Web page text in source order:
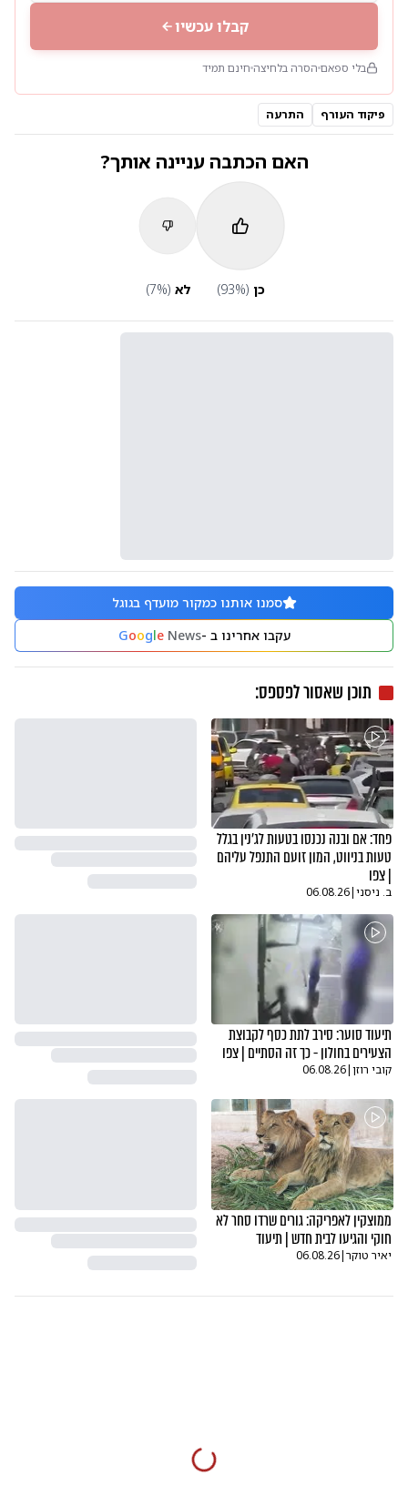
קבלו עכשיו
בלי ספאם הסרה בלחיצה חינם תמיד
פיקוד העורף התרעה
האם הכתבה עניינה אותך?
כן (
93%) לא (
7%)
סמנו אותנו כמקור מועדף בגוגל
עקבו אחרינו ב -
GoogleNews
תוכן שאסור לפספס:
פחד: אם ובנה נכנסו בטעות לג'נין בגלל
טעות בניווט, המון זועם התנפל עליהם
| צפו
ב. ניסני|
06.08.26
תיעוד סוער: סירב לתת כסף לקבוצת
הצעירים בחולון - כך זה הסתיים | צפו
קובי רוזן|
06.08.26
ממוצקין לאפריקה: גורים שרדו סחר לא
חוקי והגיעו לבית חדש | תיעוד
יאיר טוקר|
06.08.26